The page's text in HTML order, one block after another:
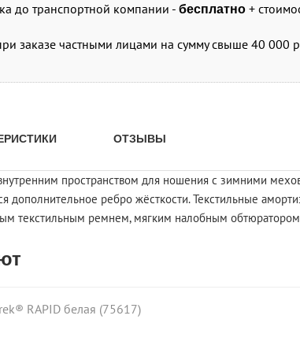
до транспортной компании - бесплатно +
заказе частными лицами на сумму свыше 40 000
ОТЗЫВЫ
пространством для ношения с зимними
ребро жёсткости. Текстильные
текстильным ремнем, мягким налобным